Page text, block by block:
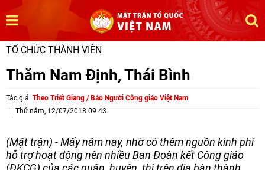
TỔ CHỨC THÀNH VIÊN
Thăm Nam Định, Thái Bình
Tác giả Theo Triết Giang / Báo Người Công giáo Việt Nam
Thứ năm, 12/07/2018 09:43
(Mặt trận) - Mấy năm nay, nhờ có thêm nguồn kinh phí
hỗ trợ hoạt động nên nhiều Ban Đoàn kết Công giáo